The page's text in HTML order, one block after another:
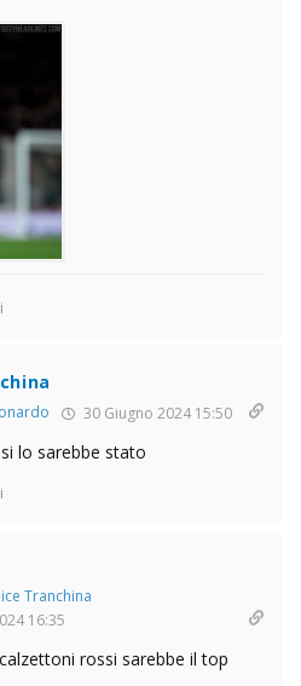
30 Giugno 2024 15:50
lo sarebbe stato
Tranchina
16:35
rossi sarebbe il top